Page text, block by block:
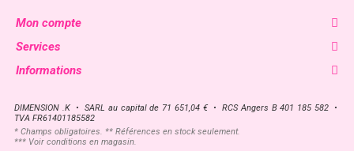
Mon compte
Services
Informations
DIMENSION .K • SARL au capital de 71 651,04 € • RCS Angers B 401 185 582 •
TVA FR61401185582
* Champs obligatoires. ** Références en stock seulement.
*** Voir conditions en magasin.